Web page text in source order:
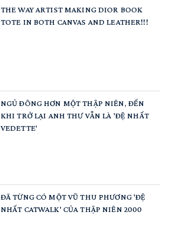
THE WAY ARTIST MAKING DIOR BOOK
TOTE IN BOTH CANVAS AND LEATHER!!!
NGỦ ĐÔNG HƠN MỘT THẬP NIÊN, ĐẾN
KHI TRỞ LẠI ANH THƯ VẪN LÀ 'ĐỆ NHẤT
VEDETTE'
ĐÃ TỪNG CÓ MỘT VŨ THU PHƯƠNG 'ĐỆ
NHẤT CATWALK' CỦA THẬP NIÊN 2000